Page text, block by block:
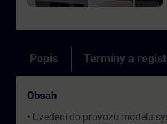
Popis Termíny a
Obsah
• Uvedení do provozu modelu